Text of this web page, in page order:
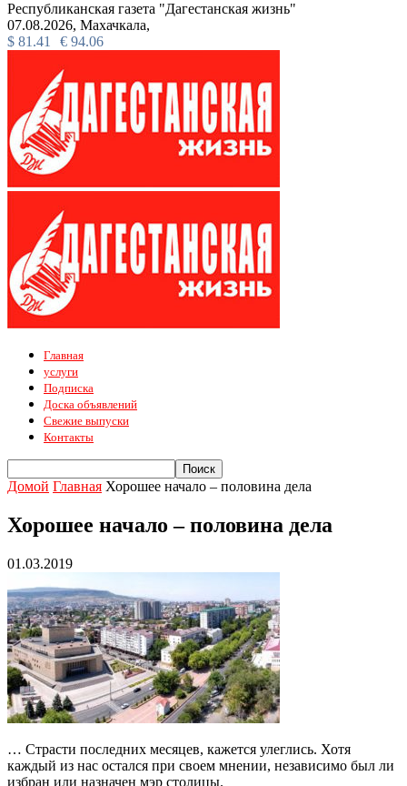
Республиканская газета "Дагестанская жизнь"
07.08.2026, Махачкала,
$ 81.41 € 94.06
Главная
услуги
Подписка
Доска объявлений
Свежие выпуски
Контакты
Домой Главная Хорошее начало – половина дела
Хорошее начало – половина дела
01.03.2019
… Страсти последних месяцев, кажется уле­глись. Хотя
каждый из нас остался при своем мнении, независимо был ли
избран или назначен мэр столицы.